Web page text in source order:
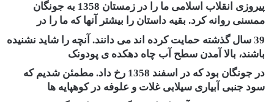
پیروزی انقلاب اسلامی ما را در زمستان 1358 به جونگان
ممسنی روانه کرد. بقیه داستان را بیشتر آنها که ما را در
39 سال گذشته حمایت کرده اند می دانند. آنچه را شاید نشنیده
باشند، بالا آمدن سطح آب چاه دهکده ی پودونک
در جونگان بود که در اسفند 1358 رخ داد. مطمئن شدیم که
سود جنبی آبیاری سیلابی غلات و علوفه در کوهپایه ها